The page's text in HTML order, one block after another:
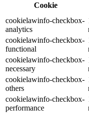
Cookie
cookielawinfo-checkbox-
analytics
cookielawinfo-checkbox-
functional
cookielawinfo-checkbox-
necessary
cookielawinfo-checkbox-
others
cookielawinfo-checkbox-
performance